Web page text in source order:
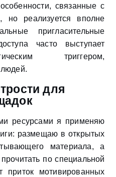
связанные с
но реализуется вполне
пригласительные
часто выступает
триггером,
для
ресурсами я применяю
размещаю в открытых
материала, а
по специальной
приток мотивированных